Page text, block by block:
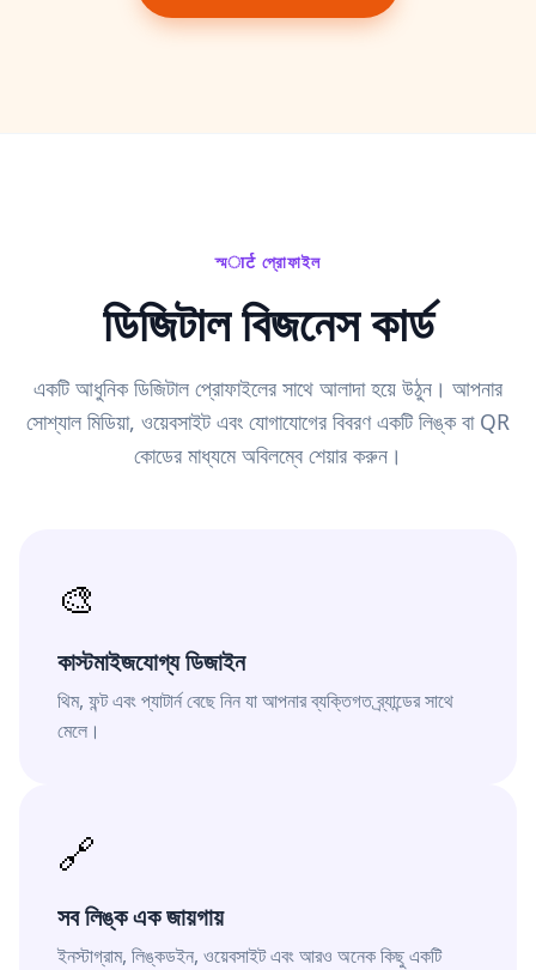
স্মार्ट প্রোফাইল
ডিজিটাল বিজনেস কার্ড
একটি আধুনিক ডিজিটাল প্রোফাইলের সাথে আলাদা হয়ে উঠুন। আপনার
সোশ্যাল মিডিয়া, ওয়েবসাইট এবং যোগাযোগের বিবরণ একটি লিঙ্ক বা QR
কোডের মাধ্যমে অবিলম্বে শেয়ার করুন।
🎨
কাস্টমাইজযোগ্য ডিজাইন
থিম, ফন্ট এবং প্যাটার্ন বেছে নিন যা আপনার ব্যক্তিগত ব্র্যান্ডের সাথে
মেলে।
🔗
সব লিঙ্ক এক জায়গায়
ইনস্টাগ্রাম, লিঙ্কডইন, ওয়েবসাইট এবং আরও অনেক কিছু একটি